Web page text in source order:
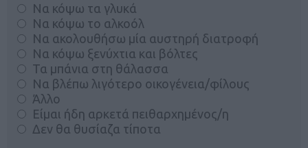
Να κόψω τα γλυκά
Να κόψω το αλκοόλ
Να ακολουθήσω μία αυστηρή διατροφή
Να κόψω ξενύχτια και βόλτες
Τα μπάνια στη θάλασσα
Να βλέπω λιγότερο οικογένεια/φίλους
Άλλο
Είμαι ήδη αρκετά πειθαρχημένος/η
Δεν θα θυσίαζα τίποτα